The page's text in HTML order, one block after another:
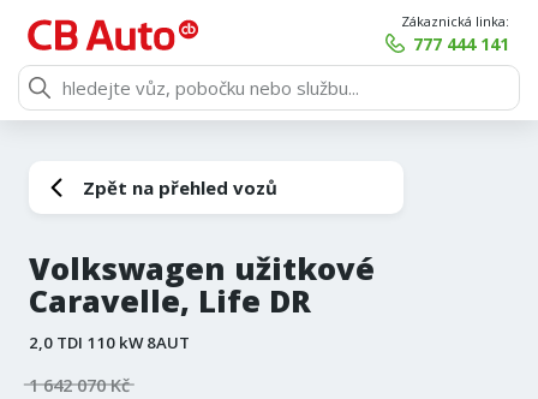
Zákaznická linka:
777 444 141
Zpět na přehled vozů
Volkswagen užitkové
Caravelle, Life DR
2,0 TDI 110 kW 8AUT
1 642 070 Kč